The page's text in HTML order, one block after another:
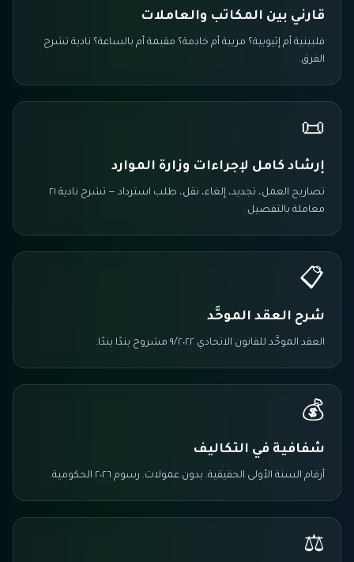
قارني بين المكاتب والعاملات
فلبينية أم إثيوبية؟ مربية أم خادمة؟ مقيمة أم بالساعة؟ نادية تشرح
الفرق.
📜
إرشاد كامل لإجراءات وزارة الموارد
تصاريح العمل، تجديد، إلغاء، نقل، طلب استرداد — تشرح نادية ٢١
معاملة بالتفصيل.
📋
شرح العقد الموحَّد
العقد الموحَّد للقانون الاتحادي ٩/٢٠٢٢ مشروح بندًا بندًا.
💰
شفافية في التكاليف
أرقام السنة الأولى الحقيقية. بدون عمولات. رسوم ٢٠٢٦ الحكومية.
⚖️